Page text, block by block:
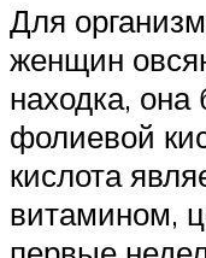
Для
женщин
находка, она
фолиевой
кислота
витамином,